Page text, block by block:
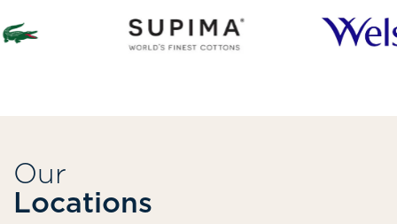
Our
Locations